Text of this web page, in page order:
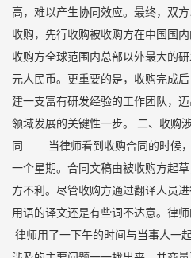
高，难以产生协同效应。最终，双
收购，先行收购被收购方在中国国
收购方全球范围内总部以外最大的
元人民币。更重要的是，收购完成
建一支富有研发经验的工作团队，
领域发展的关键性一步。 二、收购
同 当律师看到收购合同的时候，
一个星期。合同文稿由被收购方起
方不利。尽管收购方通过翻译人员
用语的译文还是有些词不达意。律
律师用了一下午的时间与当事人一